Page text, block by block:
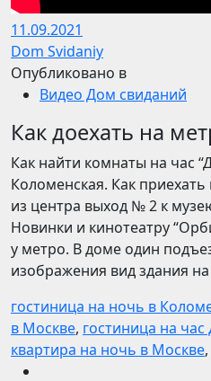
11.09.2021
Dom Svidaniy
Опубликовано в
Видео Дом свиданий
Как доехать на
Как найти комнаты на час
Коломенская. Как
из центра выход № 2 к
Новинки и кинотеатру
у метро. В доме один
изображения вид здания на
гостиница на ночь в
в Москве, гостиница на
квартира на ночь в Москве,